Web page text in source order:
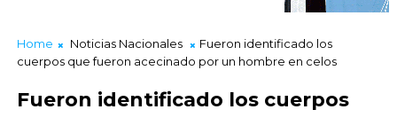
Home Noticias Nacionales
Fueron identificado los
cuerpos que fueron acecinado por un hombre en celos
Fueron identificado los cuerpos